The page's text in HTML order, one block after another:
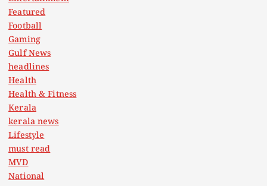
Featured
Football
Gaming
Gulf News
headlines
Health
Health & Fitness
Kerala
kerala news
Lifestyle
must read
MVD
National